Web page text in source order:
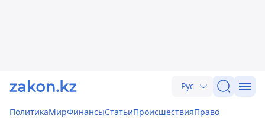
Рус
ПолитикаМирФинансыСтатьиПроисшествияПраво